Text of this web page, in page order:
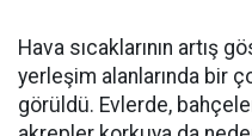
Hava sıcaklarının artış
yerleşim alanlarında bir
görüldü. Evlerde,